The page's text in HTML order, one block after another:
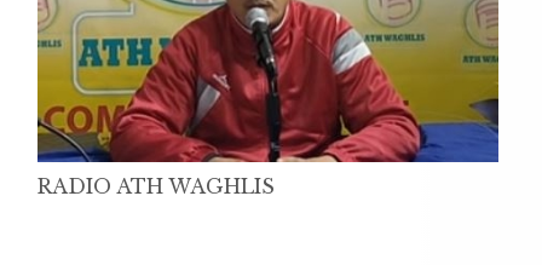
RADIO ATH WAGHLIS